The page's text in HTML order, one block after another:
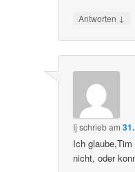
Antworten ↓
Ij schriebam
Ich
nicht, oder